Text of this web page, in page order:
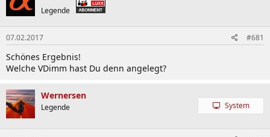
Legende
07.02.2017 #681
Schönes Ergebnis!
Welche VDimm hast Du denn angelegt?
Wernersen
Legende System